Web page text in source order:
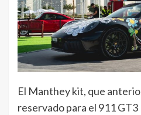
El Manthey kit, que
reservado para el 911 GT3